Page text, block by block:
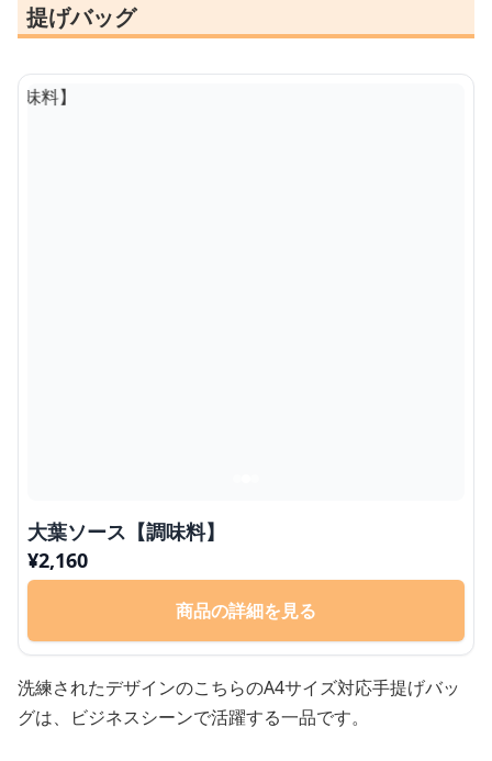
提げバッグ
大葉ソース【調味料】
¥2,160
商品の詳細を見る
洗練されたデザインのこちらのA4サイズ対応手提げバッ
グは、ビジネスシーンで活躍する一品です。